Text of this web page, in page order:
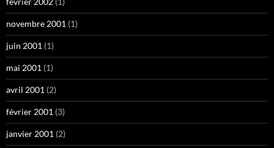
novembre 2001 (1)
juin 2001 (1)
mai 2001 (1)
avril 2001 (2)
février 2001 (3)
janvier 2001 (2)